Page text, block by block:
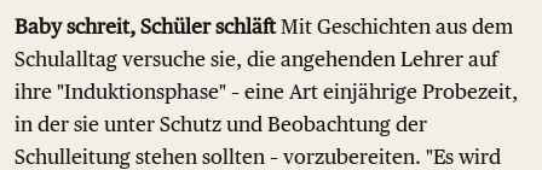
Baby schreit, Schüler schläftMit Geschichten aus dem
Schulalltag versuche sie, die angehenden Lehrer auf
ihre "Induktionsphase" – eine Art einjährige Probezeit,
in der sie unter Schutz und Beobachtung der
Schulleitung stehen sollten – vorzubereiten. "Es wird